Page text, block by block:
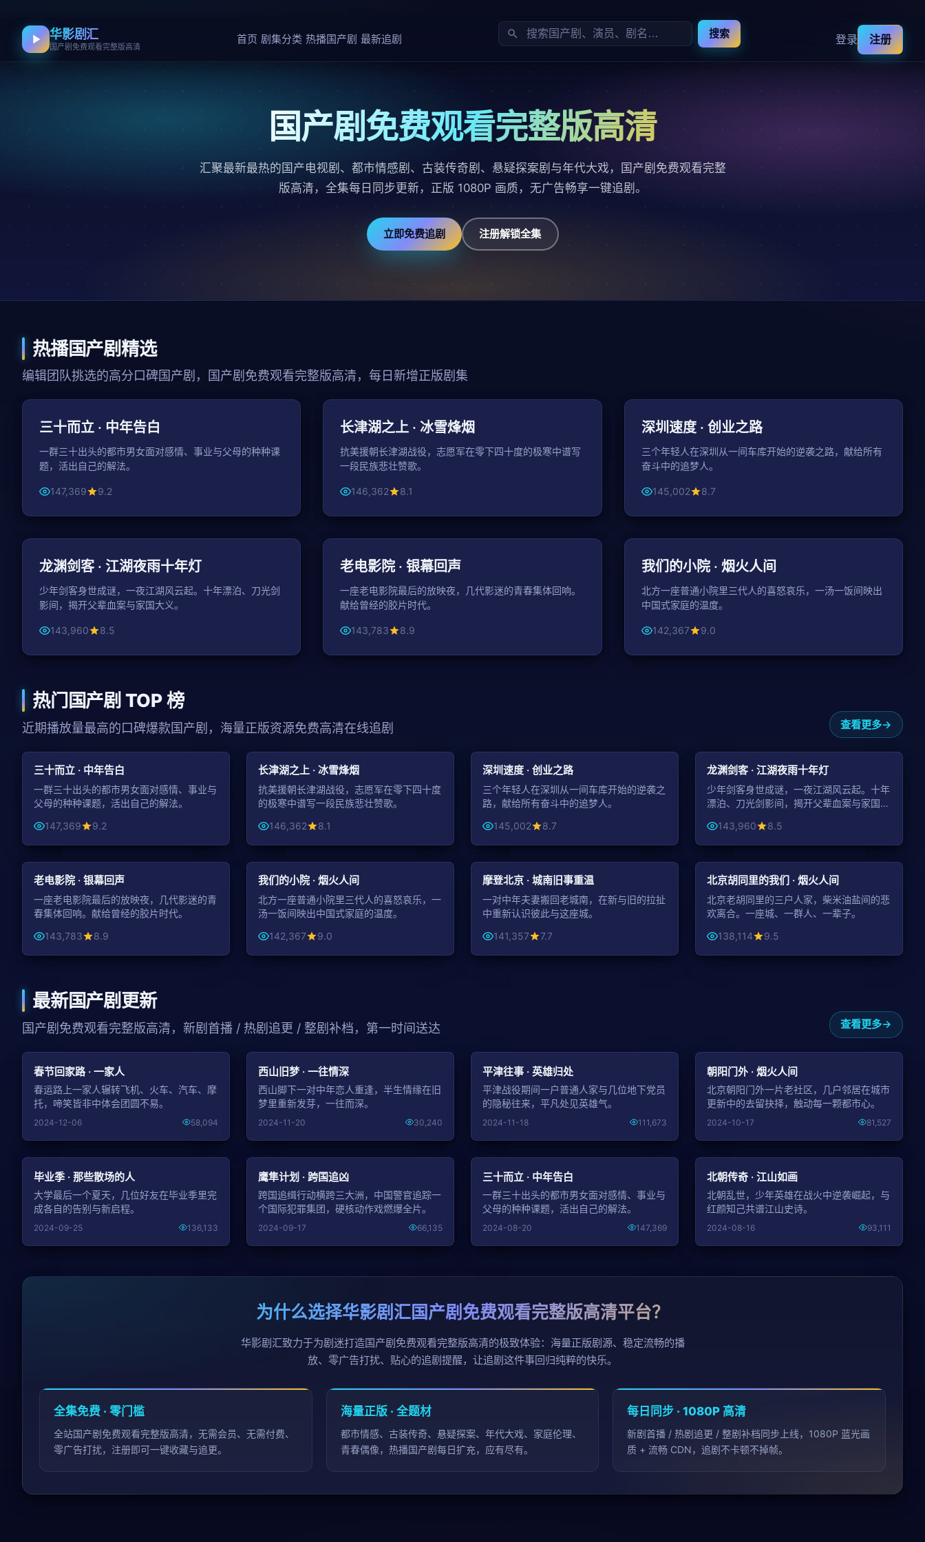
华影剧汇
国产剧免费观看完整版高清
首页 剧集分类 热播国产剧 最新追剧 搜索 登录 注册
国产剧免费观看完整版高清
汇聚最新最热的国产电视剧、都市情感剧、古装传奇剧、悬疑探案剧与年代大戏，国产剧免费观看完整
版高清，全集每日同步更新，正版 1080P 画质，无广告畅享一键追剧。
立即免费追剧 注册解锁全集
热播国产剧精选
编辑团队挑选的高分口碑国产剧，国产剧免费观看完整版高清，每日新增正版剧集
都市
47分钟 / 集
三十而立 · 中年告白
一群三十出头的都市男女面对感情、事业与父母的种种课
题，活出自己的解法。
147,369 9.2
战争
长津湖之上 · 冰雪烽烟
抗美援朝长津湖战役，志愿军在零下四十度的极寒中谱写
一段民族悲壮赞歌。
146,362 8.1
都市
深圳速度 · 创业之路
三个年轻人在深圳从一间车库开始的逆袭之路，献给所有
奋斗中的追梦人。
145,002 8.7
古装
49分钟 / 集
龙渊剑客 · 江湖夜雨十年灯
少年剑客身世成谜，一夜江湖风云起。十年漂泊、刀光剑
影间，揭开父辈血案与家国大义。
143,960 8.5
年代
149分钟
老电影院 · 银幕回声
一座老电影院最后的放映夜，几代影迷的青春集体回响。
献给曾经的胶片时代。
143,783 8.9
家庭
44分钟 / 集
我们的小院 · 烟火人间
北方一座普通小院里三代人的喜怒哀乐，一汤一饭间映出
中国式家庭的温度。
142,367 9.0
热门国产剧 TOP 榜
近期播放量最高的口碑爆款国产剧，海量正版资源免费高清在线追剧 查看更多
都市
三十而立 · 中年告白
一群三十出头的都市男女面对感情、事业与
父母的种种课题，活出自己的解法。
147,369
9.2
战争
长津湖之上 · 冰雪烽烟
抗美援朝长津湖战役，志愿军在零下四十度
的极寒中谱写一段民族悲壮赞歌。
146,362
8.1
都市
深圳速度 · 创业之路
三个年轻人在深圳从一间车库开始的逆袭之
路，献给所有奋斗中的追梦人。
145,002
8.7
古装
49:17
龙渊剑客 · 江湖夜雨十年灯
少年剑客身世成谜，一夜江湖风云起。十年
漂泊、刀光剑影间，揭开父辈血案与家国大
143,960 8.5
年代
99:26
老电影院 · 银幕回声
一座老电影院最后的放映夜，几代影迷的青
春集体回响。献给曾经的胶片时代。
143,783
8.9
家庭
44:07
我们的小院 · 烟火人间
北方一座普通小院里三代人的喜怒哀乐，一
汤一饭间映出中国式家庭的温度。
142,367
9.0
都市
99:57
摩登北京 · 城南旧事重温
一对中年夫妻搬回老城南，在新与旧的拉扯
中重新认识彼此与这座城。
141,357
7.7
都市
50:23
北京胡同里的我们 · 烟火人间
北京老胡同里的三户人家，柴米油盐间的悲
欢离合。一座城、一群人、一辈子。
138,114
9.5
最新国产剧更新
国产剧免费观看完整版高清，新剧首播 / 热剧追更 / 整剧补档，第一时间送达 查看更多
春节回家路 · 一家人
春运路上一家人辗转飞机、火车、汽车、摩
托，啼笑皆非中体会团圆不易。
2024-12-06 58,094
西山旧梦 · 一往情深
西山脚下一对中年恋人重逢，半生情缘在旧
梦里重新发芽，一往而深。
2024-11-20 30,240
平津往事 · 英雄归处
平津战役期间一户普通人家与几位地下党员
的隐秘往来，平凡处见英雄气。
2024-11-18 111,673
朝阳门外 · 烟火人间
北京朝阳门外一片老社区，几户邻居在城市
更新中的去留抉择，触动每一颗都市心。
2024-10-17 81,527
毕业季 · 那些散场的人
大学最后一个夏天，几位好友在毕业季里完
成各自的告别与新启程。
2024-09-25 136,133
鹰隼计划 · 跨国追凶
跨国追缉行动横跨三大洲，中国警官追踪一
个国际犯罪集团，硬核动作戏燃爆全片。
2024-09-17 66,135
三十而立 · 中年告白
一群三十出头的都市男女面对感情、事业与
父母的种种课题，活出自己的解法。
2024-08-20 147,369
北朝传奇 · 江山如画
北朝乱世，少年英雄在战火中逆袭崛起，与
红颜知己共谱江山史诗。
2024-08-16 93,111
为什么选择华影剧汇国产剧免费观看完整版高清平台？
华影剧汇致力于为剧迷打造国产剧免费观看完整版高清的极致体验：海量正版剧源、稳定流畅的播
放、零广告打扰、贴心的追剧提醒，让追剧这件事回归纯粹的快乐。
全集免费 · 零门槛
全站国产剧免费观看完整版高清，无需会员、无需付费、
零广告打扰，注册即可一键收藏与追更。
海量正版 · 全题材
都市情感、古装传奇、悬疑探案、年代大戏、家庭伦理、
青春偶像，热播国产剧每日扩充，应有尽有。
每日同步 · 1080P 高清
新剧首播 / 热剧追更 / 整剧补档同步上线，1080P 蓝光画
质 + 流畅 CDN，追剧不卡顿不掉帧。